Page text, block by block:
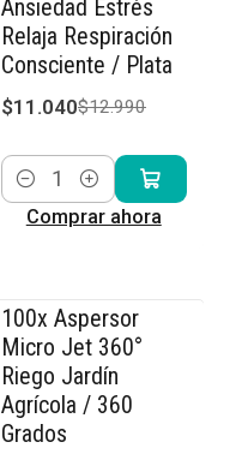
Ansiedad Estrés
Relaja Respiración
Consciente / Plata
$11.040$12.990
Cantidad
Comprar ahora
-15% OFF
100x Aspersor
Micro Jet 360°
Riego Jardín
Agrícola / 360
Grados